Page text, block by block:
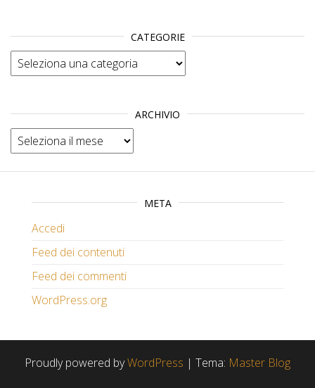
CATEGORIE
Categorie
ARCHIVIO
Archivio
META
Accedi
Feed dei contenuti
Feed dei commenti
WordPress.org
Proudly powered byWordPress | Tema: Master Blog